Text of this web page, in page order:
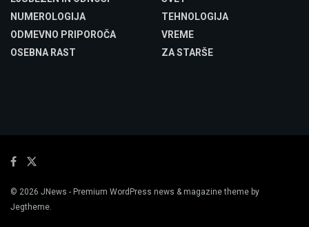
NUMEROLOGIJA
ODMEVNO PRIPOROČA
OSEBNA RAST
TEHNOLOGIJA
VREME
ZA STARŠE
© 2026 JNews - Premium WordPress news & magazine theme by
Jegtheme.